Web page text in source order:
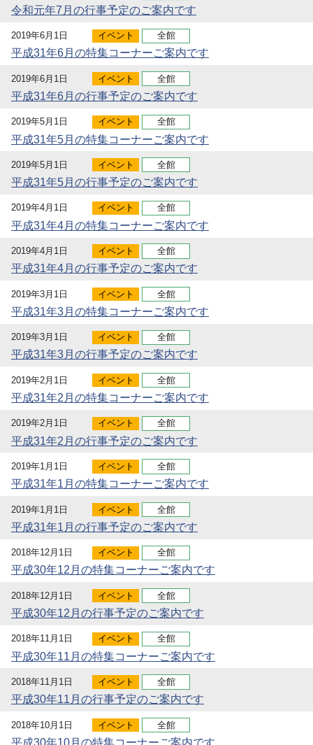
令和元年7月の行事予定のご案内です
2019年6月1日 イベント 全館
平成31年6月の特集コーナーご案内です
2019年6月1日 イベント 全館
平成31年6月の行事予定のご案内です
2019年5月1日 イベント 全館
平成31年5月の特集コーナーご案内です
2019年5月1日 イベント 全館
平成31年5月の行事予定のご案内です
2019年4月1日 イベント 全館
平成31年4月の特集コーナーご案内です
2019年4月1日 イベント 全館
平成31年4月の行事予定のご案内です
2019年3月1日 イベント 全館
平成31年3月の特集コーナーご案内です
2019年3月1日 イベント 全館
平成31年3月の行事予定のご案内です
2019年2月1日 イベント 全館
平成31年2月の特集コーナーご案内です
2019年2月1日 イベント 全館
平成31年2月の行事予定のご案内です
2019年1月1日 イベント 全館
平成31年1月の特集コーナーご案内です
2019年1月1日 イベント 全館
平成31年1月の行事予定のご案内です
2018年12月1日 イベント 全館
平成30年12月の特集コーナーご案内です
2018年12月1日 イベント 全館
平成30年12月の行事予定のご案内です
2018年11月1日 イベント 全館
平成30年11月の特集コーナーご案内です
2018年11月1日 イベント 全館
平成30年11月の行事予定のご案内です
2018年10月1日 イベント 全館
平成30年10月の特集コーナーご案内です